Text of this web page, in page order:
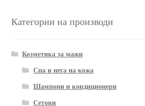
Категории на производи
Козметика за мажи
Спа и нега на кожа
Шампони и кондиционери
Сетови